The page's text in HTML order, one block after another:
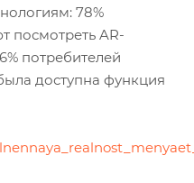
78%
посмотреть AR-
потребителей
доступна функция